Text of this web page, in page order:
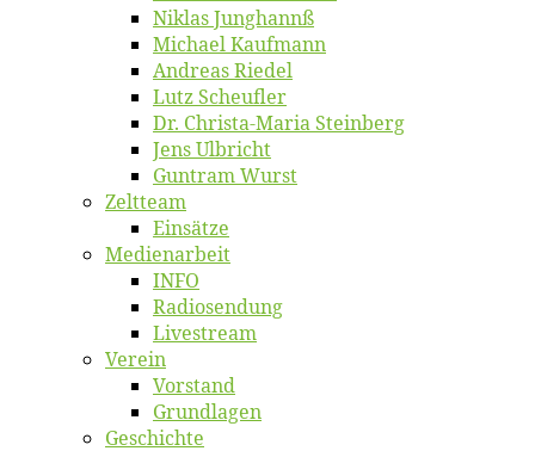
Ni­klas Junghannß
Mi­cha­el Kaufmann
An­dre­as Riedel
Lutz Scheuf­ler
Dr. Chris­­ta-Ma­ria Steinberg
Jens Ulb­richt
Gun­tram Wurst
Zelt­team
Ein­sät­ze
Me­di­en­ar­beit
INFO
Ra­dio­sen­dung
Live­stream
Ver­ein
Vor­stand
Grund­la­gen
Ge­schich­te